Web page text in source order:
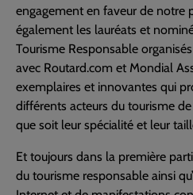
engagement en faveur de notre
également les lauréats et
Tourisme Responsable
avec Routard.com et Mondial
exemplaires et innovantes qui
différents acteurs du tourisme
que soit leur spécialité et leur
Et toujours dans la première
du tourisme responsable ainsi